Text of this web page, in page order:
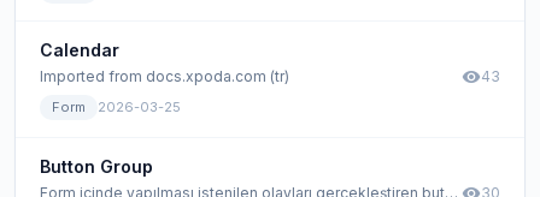
Calendar
Imported from docs.xpoda.com (tr)
Form 2026-03-25
visibility43
Button Group
Form içinde yapılması istenilen olayları gerçekleştiren buton gruplarıdır. Platform içerisinde, tıklandığında aksiyonuyla, değişik aksiyonlar ile beraber çalışmaktadır. Açılır kutu gibi bir buton görüntüsünde gelmektedir. Kullanıcı kenarda yer alan üçgen üzerinden buton seçeneklerini görüntüleyip istenilen eylemi gerçekleştirmesi için ilgili butona tıklar. visibility30